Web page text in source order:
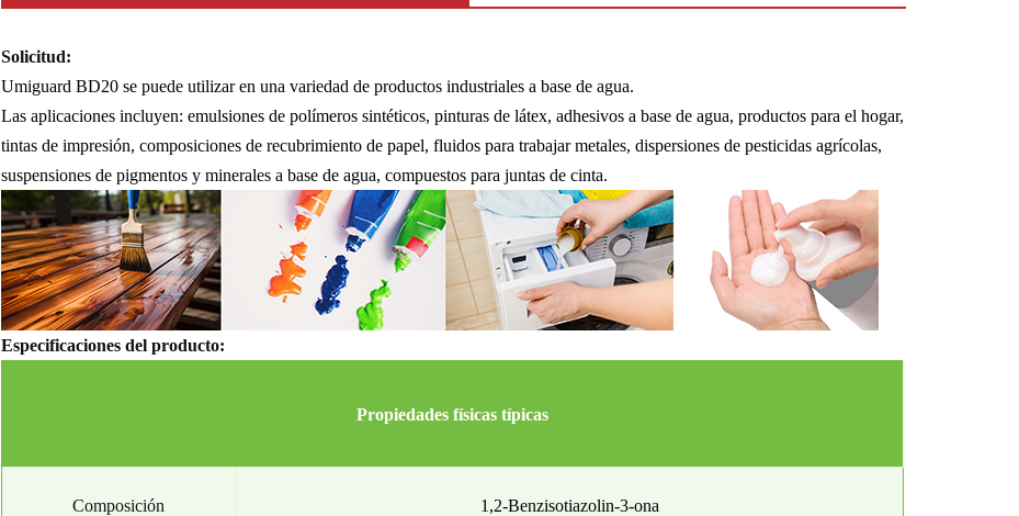
Solicitud:
Umiguard BD20 se puede utilizar en una variedad de productos industriales a base de agua.
Las aplicaciones incluyen: emulsiones de polímeros sintéticos, pinturas de látex, adhesivos a base de agua, productos para el hogar,
tintas de impresión, composiciones de recubrimiento de papel, fluidos para trabajar metales, dispersiones de pesticidas agrícolas,
suspensiones de pigmentos y minerales a base de agua, compuestos para juntas de cinta.
Especificaciones del producto:
Propiedades físicas típicas
Composición 1,2-Benzisotiazolin-3-ona